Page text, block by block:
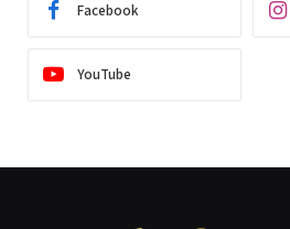
Facebook
YouTube